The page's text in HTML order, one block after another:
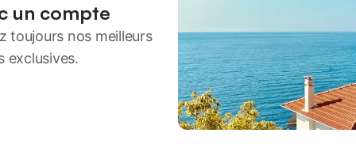
un compte
toujours nos meilleurs
exclusives.